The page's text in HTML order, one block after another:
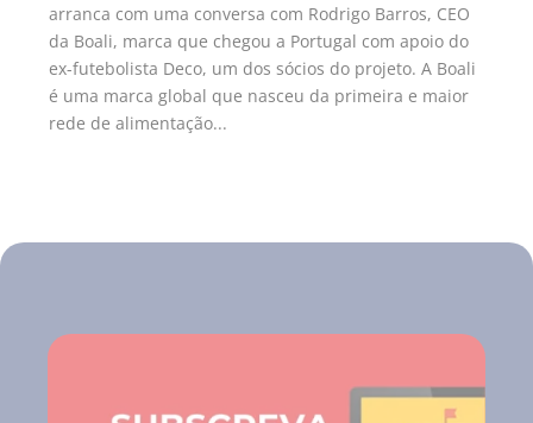
arranca com uma conversa com Rodrigo Barros, CEO
da Boali, marca que chegou a Portugal com apoio do
ex-futebolista Deco, um dos sócios do projeto. A Boali
é uma marca global que nasceu da primeira e maior
rede de alimentação...